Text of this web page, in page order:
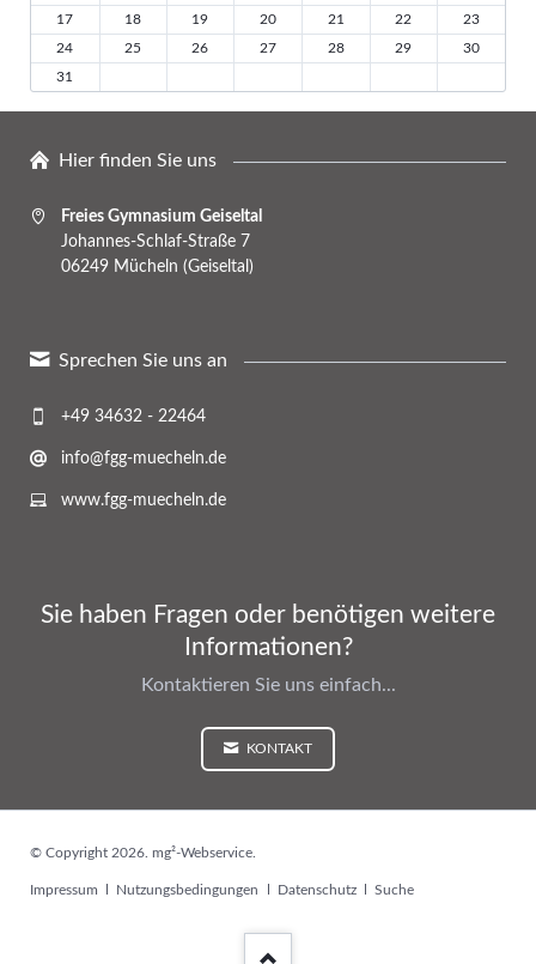
17
18 19 20 21 22
23
24
25 26 27 28 29
30
31
Hier finden Sie uns
Freies Gymnasium Geiseltal
Johannes-Schlaf-Straße 7
06249 Mücheln (Geiseltal)
Sprechen Sie uns an
+49 34632 - 22464
info@fgg-muecheln.de
www.fgg-muecheln.de
Sie haben Fragen oder benötigen weitere
Informationen?
Kontaktieren Sie uns einfach...
KONTAKT
© Copyright 2026. mg²-Webservice.
Navigation
Impressum Nutzungsbedingungen Datenschutz Suche